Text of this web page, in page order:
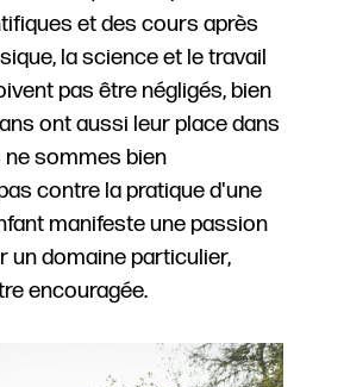
et des cours après
la science et le travail
pas être négligés, bien
ont aussi leur place dans
ne sommes bien
contre la pratique d'une
manifeste une passion
un domaine particulier,
encouragée.